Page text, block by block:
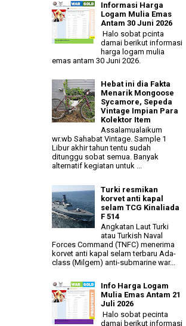
Informasi Harga
Logam Mulia Emas
Antam 30 Juni 2026
Halo sobat pcinta
damai berikut informasi
harga logam mulia
emas antam 30 Juni 2026.
Hebat ini dia Fakta
Menarik Mongoose
Sycamore, Sepeda
Vintage Impian Para
Kolektor Item
Assalamualaikum
wr.wb Sahabat Vintage. Sample 1
Libur akhir tahun tentu sudah
ditunggu sobat semua. Banyak
alternatif kegiatan untuk ...
Turki resmikan
korvet anti kapal
selam TCG Kinaliada
F 514
Angkatan Laut Turki
atau Turkish Naval
Forces Command (TNFC) menerima
korvet anti kapal selam terbaru Ada-
class (Milgem) anti-submarine war...
Info Harga Logam
Mulia Emas Antam 21
Juli 2026
Halo sobat pecinta
damai berikut informasi